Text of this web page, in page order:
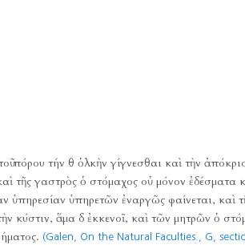
πόρου τήν θ ὁλκὴν γίγνεσθαι καὶ τὴν
τῆς γαστρὸς ὁ στόμαχος οὐ μόνον
ὑπηρεσίαν ὑπηρετῶν ἐναργῶς φαίνεται, καὶ
κύστιν, ἅμα δ ἐκκενοῖ, καὶ τῶν μητρῶν ὁ
(Galen, On the Natural Faculties., G,